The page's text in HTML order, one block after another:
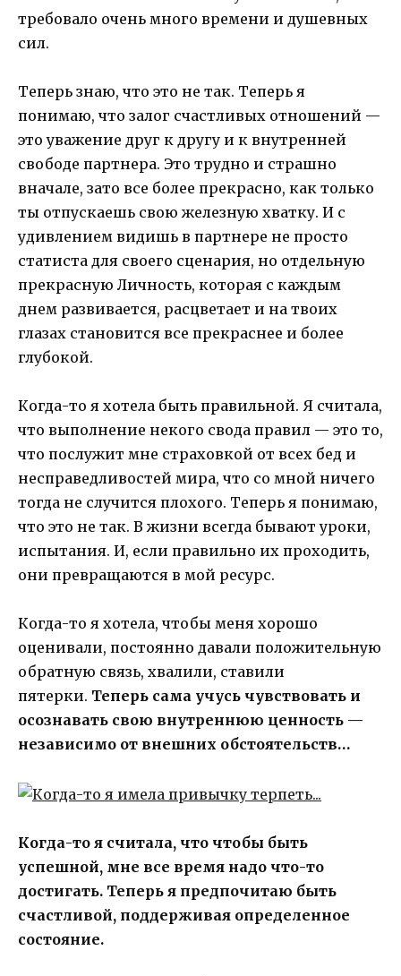
требовало очень много времени и душевных
сил.
Теперь знаю, что это не так. Теперь я
понимаю, что залог счастливых отношений —
это уважение друг к другу и к внутренней
свободе партнера. Это трудно и страшно
вначале, зато все более прекрасно, как только
ты отпускаешь свою железную хватку. И с
удивлением видишь в партнере не просто
статиста для своего сценария, но отдельную
прекрасную Личность, которая с каждым
днем развивается, расцветает и на твоих
глазах становится все прекраснее и более
глубокой.
Когда-то я хотела быть правильной. Я считала,
что выполнение некого свода правил — это то,
что послужит мне страховкой от всех бед и
несправедливостей мира, что со мной ничего
тогда не случится плохого. Теперь я понимаю,
что это не так. В жизни всегда бывают уроки,
испытания. И, если правильно их проходить,
они превращаются в мой ресурс.
Когда-то я хотела, чтобы меня хорошо
оценивали, постоянно давали положительную
обратную связь, хвалили, ставили
пятерки. Теперь сама учусь чувствовать и
осознавать свою внутреннюю ценность —
независимо от внешних обстоятельств…
Когда-то я считала, что чтобы быть
успешной, мне все время надо что-то
достигать. Теперь я предпочитаю быть
счастливой, поддерживая определенное
состояние.